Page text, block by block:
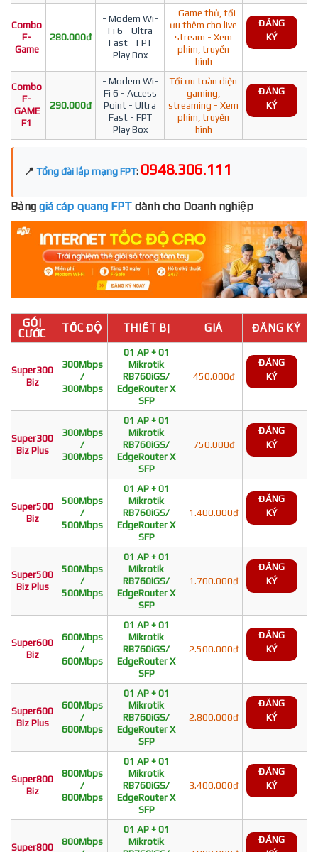
Combo
F-
Game
280.000đ
- Modem Wi-
Fi 6 - Ultra
Fast - FPT
Play Box
- Game thủ, tối
ưu thêm cho live
stream - Xem
phim, truyền
hình
ĐĂNG
KÝ
Combo
F-
GAME
F1
290.000đ
- Modem Wi-
Fi 6 - Access
Point - Ultra
Fast - FPT
Play Box
Tối ưu toàn diện
gaming,
streaming - Xem
phim, truyền
hình
ĐĂNG
KÝ
📍 Tổng đài lắp mạng FPT: 0948.306.111
Bảng giá cáp quang FPT dành cho Doanh nghiệp
GÓI
CƯỚC
TỐC ĐỘ THIẾT BỊ GIÁ ĐĂNG KÝ
Super300
Biz
300Mbps
/
300Mbps
01 AP + 01
Mikrotik
RB760iGS/
EdgeRouter X
SFP
450.000đ
ĐĂNG
KÝ
Super300
Biz Plus
300Mbps
/
300Mbps
01 AP + 01
Mikrotik
RB760iGS/
EdgeRouter X
SFP
750.000đ
ĐĂNG
KÝ
Super500
Biz
500Mbps
/
500Mbps
01 AP + 01
Mikrotik
RB760iGS/
EdgeRouter X
SFP
1.400.000đ
ĐĂNG
KÝ
Super500
Biz Plus
500Mbps
/
500Mbps
01 AP + 01
Mikrotik
RB760iGS/
EdgeRouter X
SFP
1.700.000đ
ĐĂNG
KÝ
Super600
Biz
600Mbps
/
600Mbps
01 AP + 01
Mikrotik
RB760iGS/
EdgeRouter X
SFP
2.500.000đ
ĐĂNG
KÝ
Super600
Biz Plus
600Mbps
/
600Mbps
01 AP + 01
Mikrotik
RB760iGS/
EdgeRouter X
SFP
2.800.000đ
ĐĂNG
KÝ
Super800
Biz
800Mbps
/
800Mbps
01 AP + 01
Mikrotik
RB760iGS/
EdgeRouter X
SFP
3.400.000đ
ĐĂNG
KÝ
Super800
800Mbps
01 AP + 01
Mikrotik
ĐĂNG